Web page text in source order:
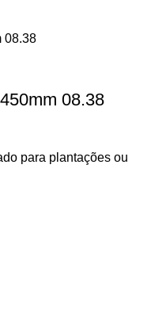
08.38
para plantações ou